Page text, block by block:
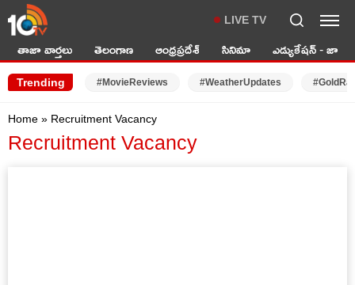
LIVE TV
తాజా వార్తలు తెలంగాణ ఆంధ్రప్రదేశ్ సినిమా ఎడ్యుకేషన్ - జాబ్స్
Trending #MovieReviews #WeatherUpdates
Home » Recruitment Vacancy
Recruitment Vacancy